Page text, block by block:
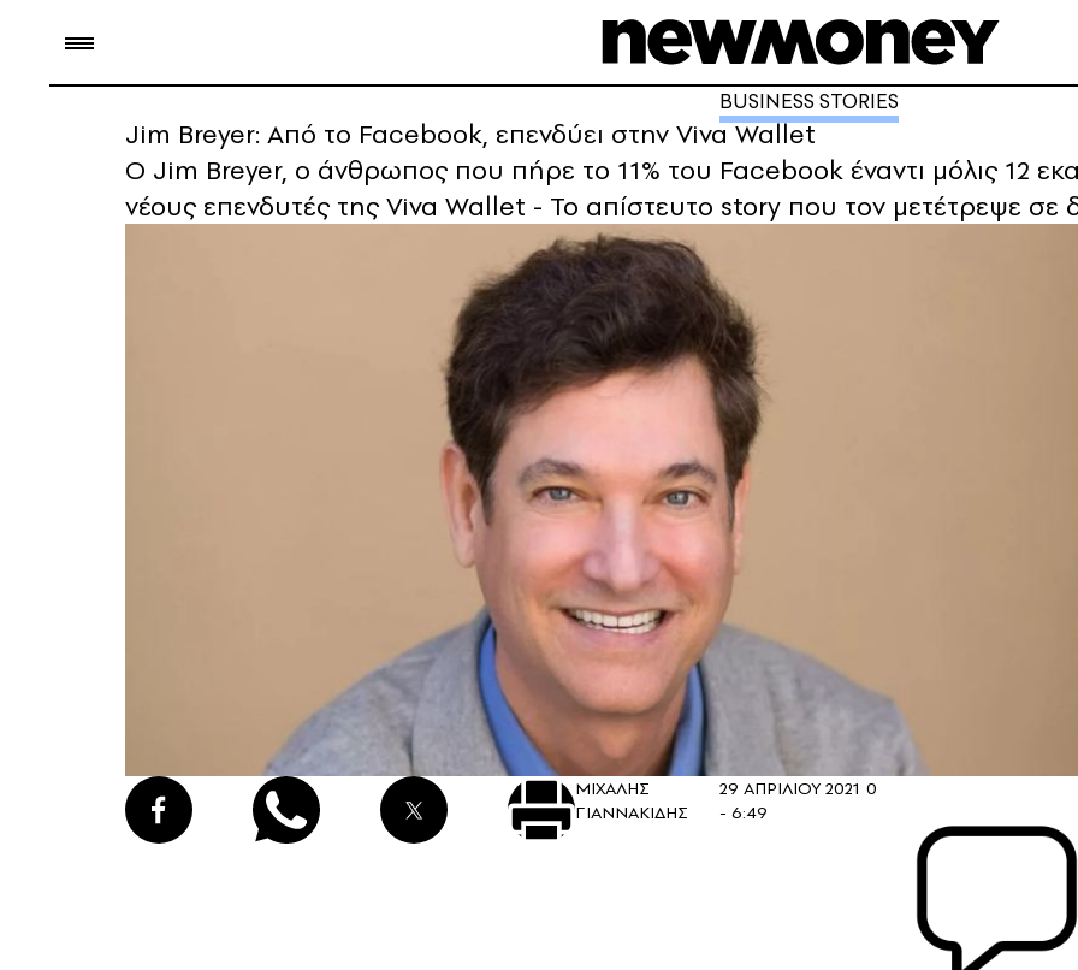
BUSINESS STORIES
Jim Breyer: Από το Facebook, επενδύει στην Viva Wallet
Ο Jim Breyer, ο άνθρωπος που πήρε το 11% του Facebook έναντι μόλις 12
νέους επενδυτές της Viva Wallet - Το απίστευτο story που τον μετέτρεψε σε
ΜΙΧΑΛΗΣ
ΓΙΑΝΝΑΚΙΔΗΣ
29 ΑΠΡΙΛΙΟΥ 2021
- 6:49
0